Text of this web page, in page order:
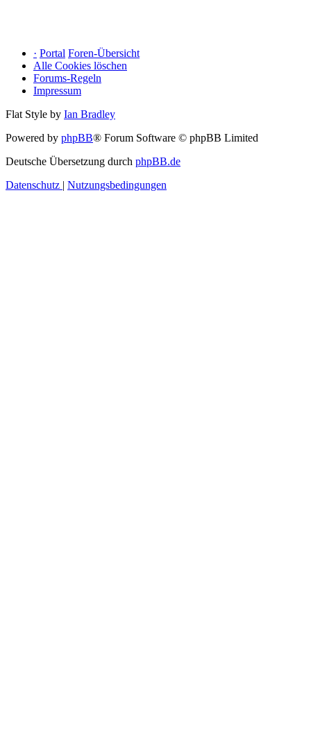
· Portal Foren-Übersicht
Alle Cookies löschen
Forums-Regeln
Impressum
Flat Style by Ian Bradley
Powered by phpBB® Forum Software © phpBB Limited
Deutsche Übersetzung durch phpBB.de
Datenschutz | Nutzungsbedingungen